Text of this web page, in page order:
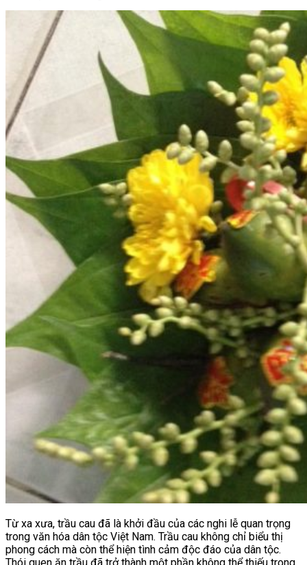
Từ xa xưa, trầu cau đã là khởi đầu của các nghi lễ quan trọng
trong văn hóa dân tộc Việt Nam. Trầu cau không chỉ biểu thị
phong cách mà còn thể hiện tình cảm độc đáo của dân tộc.